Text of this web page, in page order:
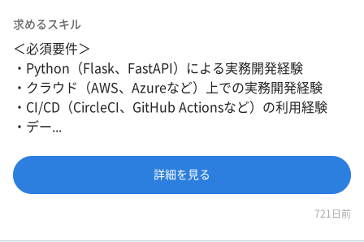
求めるスキル
＜必須要件＞
・Python（Flask、FastAPI）による実務開発経験
・クラウド（AWS、Azureなど）上での実務開発経験
・CI/CD（CircleCI、GitHub Actionsなど）の利用経験
・デー...
詳細を見る
721日前